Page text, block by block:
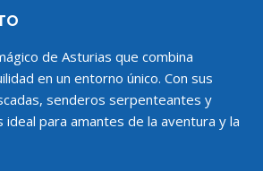
de Asturias que combina
en un entorno único. Con sus
senderos serpenteantes y
ideal para amantes de la aventura y la